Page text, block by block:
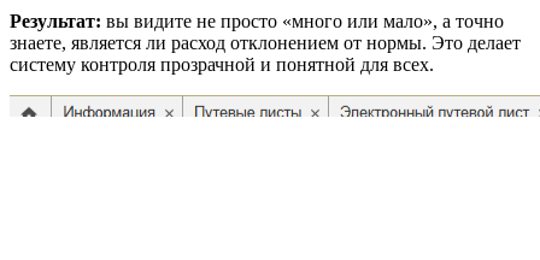
Результат: вы видите не просто «много или мало», а точно
знаете, является ли расход отклонением от нормы. Это делает
систему контроля прозрачной и понятной для всех.